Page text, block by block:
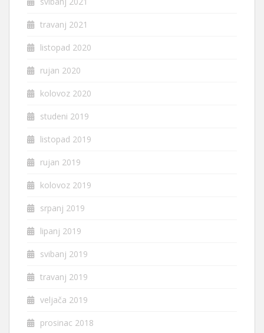
travanj 2021
listopad 2020
rujan 2020
kolovoz 2020
studeni 2019
listopad 2019
rujan 2019
kolovoz 2019
srpanj 2019
lipanj 2019
svibanj 2019
travanj 2019
veljača 2019
prosinac 2018